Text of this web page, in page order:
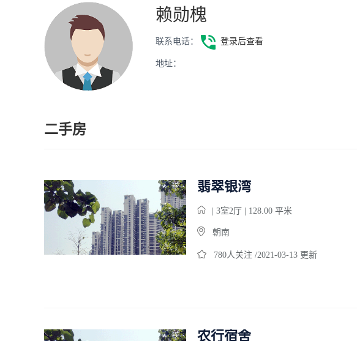
赖勋槐
联系电话： 登录后查看
地址：
二手房
翡翠银湾
| 3室2厅 | 128.00 平米
朝南
780人关注 /2021-03-13 更新
农行宿舍